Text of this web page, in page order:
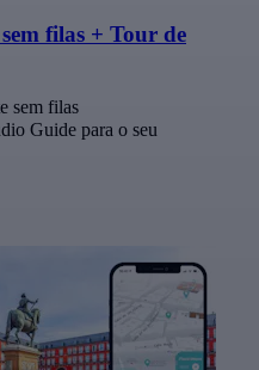
filas + Tour de
sem filas
Guide para o seu